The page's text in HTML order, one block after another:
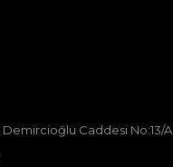
Caddesi No:13/A